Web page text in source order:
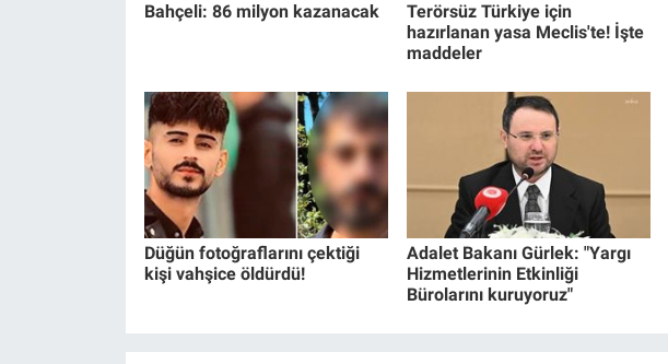
Bahçeli: 86 milyon kazanacak
Terörsüz Türkiye için
hazırlanan yasa Meclis'te! İşte
maddeler
Düğün fotoğraflarını çektiği
kişi vahşice öldürdü!
Adalet Bakanı Gürlek: "Yargı
Hizmetlerinin Etkinliği
Bürolarını kuruyoruz"